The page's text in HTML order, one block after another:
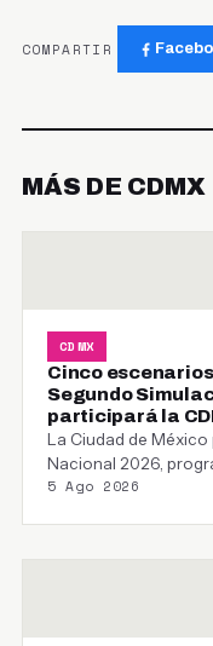
COMPARTIR
MÁS DE CDMX
CDMX
Cinco
Segundo
participará la
La Ciudad de
Nacional 2026,
5 Ago 2026